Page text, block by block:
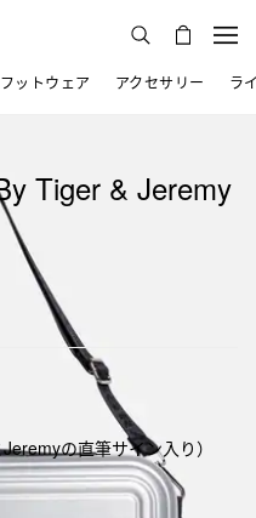
フットウェア アクセサリー ラ
Tiger & Jeremy
の直筆サイン入り）